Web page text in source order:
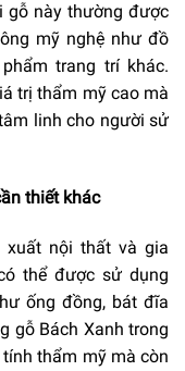
gỗ này thường được
mỹ nghệ như đồ
trang trí khác.
trị thẩm mỹ cao mà
linh cho người sử
thiết khác
xuất nội thất và gia
thể được sử dụng
ống đồng, bát đĩa
gỗ Bách Xanh trong
thẩm mỹ mà còn